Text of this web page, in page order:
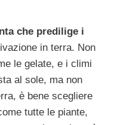
che predilige i
in terra. Non
le gelate, e i climi
al sole, ma non
è bene scegliere
tutte le piante,